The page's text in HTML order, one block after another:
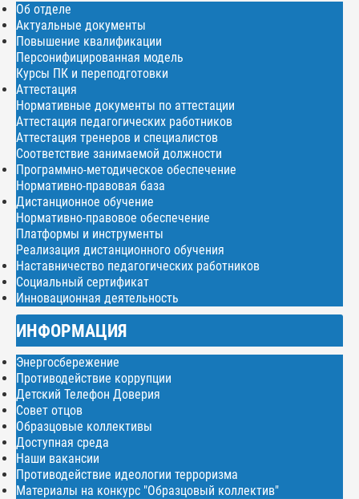
Об отделе
Актуальные документы
Повышение квалификации
Персонифицированная модель
Курсы ПК и переподготовки
Аттестация
Нормативные документы по аттестации
Аттестация педагогических работников
Аттестация тренеров и специалистов
Соответствие занимаемой должности
Программно-методическое обеспечение
Нормативно-правовая база
Дистанционное обучение
Нормативно-правовое обеспечение
Платформы и инструменты
Реализация дистанционного обучения
Наставничество педагогических работников
Социальный сертификат
Инновационная деятельность
ИНФОРМАЦИЯ
Энергосбережение
Противодействие коррупции
Детский Телефон Доверия
Совет отцов
Образцовые коллективы
Доступная среда
Наши вакансии
Противодействие идеологии терроризма
Материалы на конкурс "Образцовый коллектив"